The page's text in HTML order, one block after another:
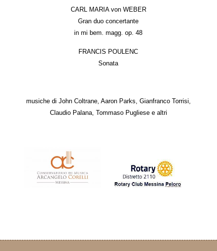
CARL MARIA von WEBER
Gran duo concertante
in mi bem. magg. op. 48
FRANCIS POULENC
Sonata
musiche di John Coltrane, Aaron Parks, Gianfranco Torrisi,
Claudio Palana, Tommaso Pugliese e altri